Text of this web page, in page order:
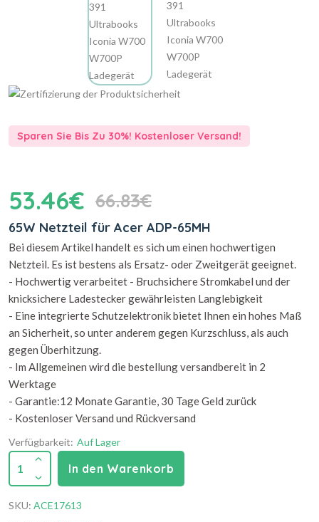
Sparen Sie Bis Zu 30%! Kostenloser Versand!
53.46€ 66.83€
65W Netzteil für Acer ADP-65MH
Bei diesem Artikel handelt es sich um einen hochwertigen
Netzteil. Es ist bestens als Ersatz- oder Zweitgerät geeignet.
- Hochwertig verarbeitet - Bruchsichere Stromkabel und der
knicksichere Ladestecker gewährleisten Langlebigkeit
- Eine integrierte Schutzelektronik bietet Ihnen ein hohes Maß
an Sicherheit, so unter anderem gegen Kurzschluss, als auch
gegen Überhitzung.
- Im Allgemeinen wird die bestellung versandbereit in 2
Werktage
- Garantie:12 Monate Garantie, 30 Tage Geld zurück
- Kostenloser Versand und Rückversand
Verfügbarkeit: Auf Lager
1 In den Warenkorb
SKU: ACE17613